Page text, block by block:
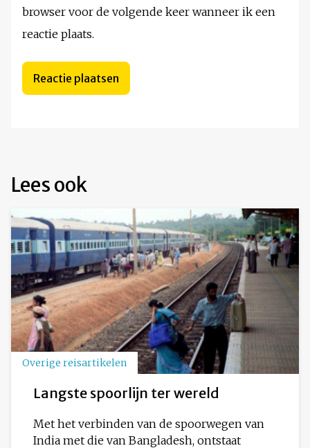
browser voor de volgende keer wanneer ik een
reactie plaats.
Lees ook
Overige reisartikelen
Langste spoorlijn ter wereld
Met het verbinden van de spoorwegen van
India met die van Bangladesh, ontstaat